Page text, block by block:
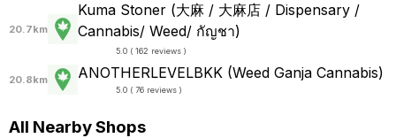
20.7km
Kuma Stoner (大麻 / 大麻店 / Dispensary /
Cannabis/ Weed/ กัญชา)
5.0 ( 162 reviews )
20.8km ANOTHERLEVELBKK (Weed Ganja Cannabis)
5.0 ( 76 reviews )
All Nearby Shops